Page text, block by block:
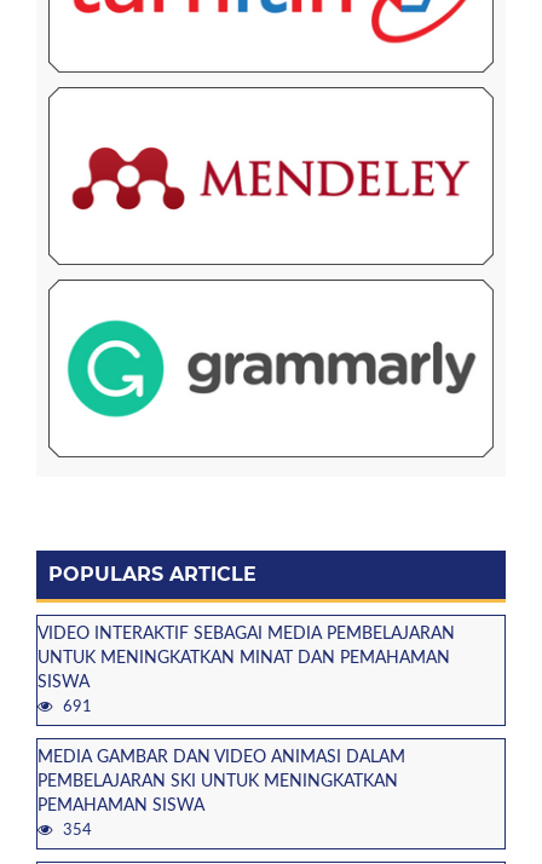
POPULARS ARTICLE
VIDEO INTERAKTIF SEBAGAI MEDIA PEMBELAJARAN
UNTUK MENINGKATKAN MINAT DAN PEMAHAMAN
SISWA
691
MEDIA GAMBAR DAN VIDEO ANIMASI DALAM
PEMBELAJARAN SKI UNTUK MENINGKATKAN
PEMAHAMAN SISWA
354